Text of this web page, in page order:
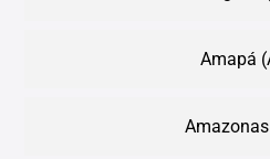
Amapá